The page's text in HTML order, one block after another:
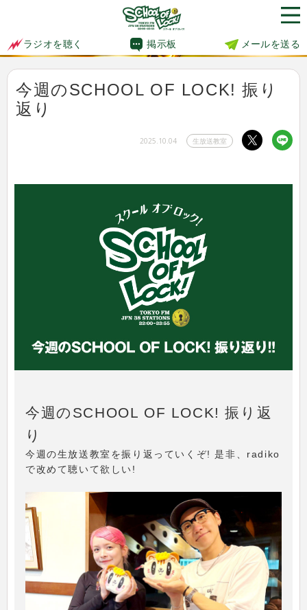
ラジオを聴く 掲示板 メールを送る
今週のSCHOOL OF LOCK! 振り
返り
2025.10.04 生放送教室
今週のSCHOOL OF LOCK! 振り返
り
今週の生放送教室を振り返っていくぞ! 是非、radiko
で改めて聴いて欲しい!